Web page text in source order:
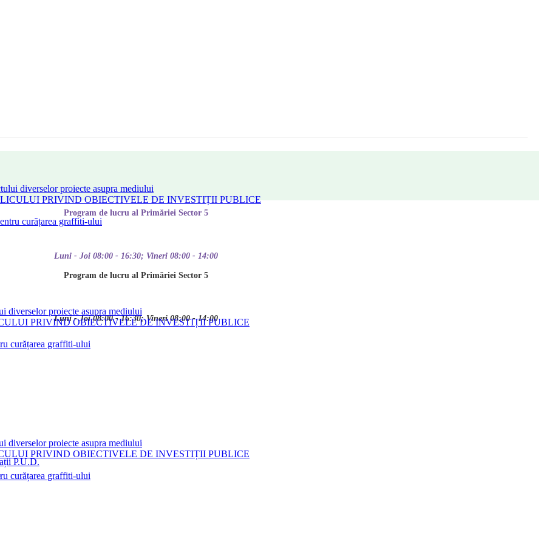
diverselor proiecte asupra mediului
PRIVIND OBIECTIVELE DE INVESTIȚII PUBLICE
curățarea graffiti-ului
P.U.D.
Program de lucru al Primăriei Sector 5
Luni - Joi 08:00 - 16:30; Vineri 08:00 - 14:00
Program de lucru al Primăriei Sector 5
Luni - Joi 08:00 - 16:30; Vineri 08:00 - 14:00
diverselor proiecte asupra mediului
PRIVIND OBIECTIVELE DE INVESTIȚII PUBLICE
curățarea graffiti-ului
diverselor proiecte asupra mediului
PRIVIND OBIECTIVELE DE INVESTIȚII PUBLICE
curățarea graffiti-ului